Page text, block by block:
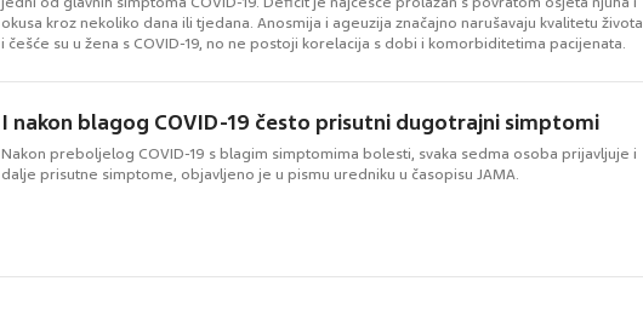
okusa kroz nekoliko dana ili tjedana. Anosmija i ageuzija značajno narušavaju kvalitetu života
i češće su u žena s COVID-19, no ne postoji korelacija s dobi i komorbiditetima pacijenata.
I nakon blagog COVID-19 često prisutni dugotrajni simptomi
Nakon preboljelog COVID-19 s blagim simptomima bolesti, svaka sedma osoba prijavljuje i
dalje prisutne simptome, objavljeno je u pismu uredniku u časopisu JAMA.